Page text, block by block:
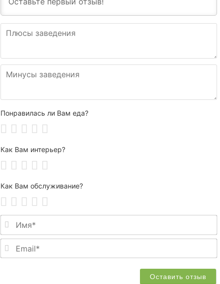
Понравилась ли Вам еда?
Как Вам интерьер?
Как Вам обслуживание?